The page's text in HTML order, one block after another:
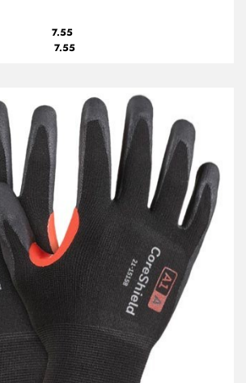
7.55
7.55